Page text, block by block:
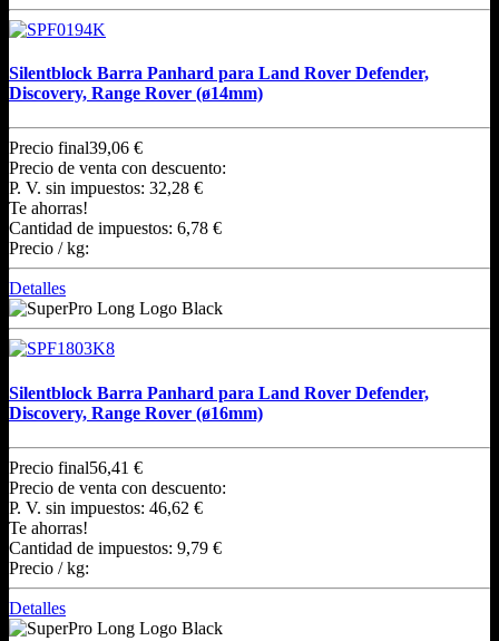
Silentblock Barra Panhard para Land Rover Defender,
Discovery, Range Rover (ø14mm)
Precio final39,06 €
Precio de venta con descuento:
P. V. sin impuestos: 32,28 €
Te ahorras!
Cantidad de impuestos: 6,78 €
Precio / kg:
Detalles
Silentblock Barra Panhard para Land Rover Defender,
Discovery, Range Rover (ø16mm)
Precio final56,41 €
Precio de venta con descuento:
P. V. sin impuestos: 46,62 €
Te ahorras!
Cantidad de impuestos: 9,79 €
Precio / kg:
Detalles